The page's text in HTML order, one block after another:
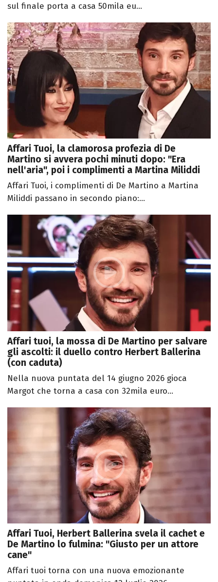
sul finale porta a casa 50mila eu...
Affari Tuoi, la clamorosa profezia di De
Martino si avvera pochi minuti dopo: "Era
nell'aria", poi i complimenti a Martina Miliddi
Affari Tuoi, i complimenti di De Martino a Martina
Miliddi passano in secondo piano:...
Affari tuoi, la mossa di De Martino per salvare
gli ascolti: il duello contro Herbert Ballerina
(con caduta)
Nella nuova puntata del 14 giugno 2026 gioca
Margot che torna a casa con 32mila euro...
Affari Tuoi, Herbert Ballerina svela il cachet e
De Martino lo fulmina: "Giusto per un attore
cane"
Affari tuoi torna con una nuova emozionante